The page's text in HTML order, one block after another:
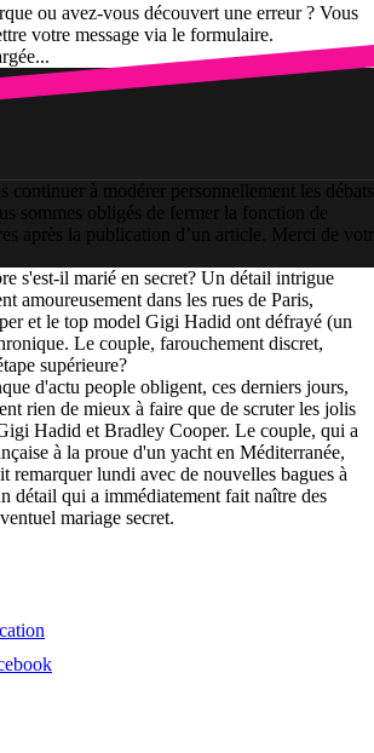
ou avez-vous découvert une erreur ? Vous
votre message via le formulaire.
continuer à modérer personnellement les débats
sommes obligés de fermer la fonction de
après la publication d’un article. Merci de
s'est-il marié en secret? Un détail intrigue
amoureusement dans les rues de Paris,
et le top model Gigi Hadid ont défrayé (un
Le couple, farouchement discret,
supérieure?
d'actu people obligent, ces derniers jours,
rien de mieux à faire que de scruter les jolis
Hadid et Bradley Cooper. Le couple, qui a
à la proue d'un yacht en Méditerranée,
remarquer lundi avec de nouvelles bagues à
détail qui a immédiatement fait naître des
mariage secret.